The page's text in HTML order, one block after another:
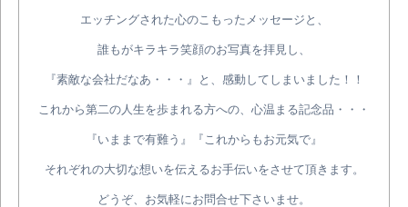
エッチングされた心のこもったメッセージと、
誰もがキラキラ笑顔のお写真を拝見し、
『素敵な会社だなあ・・・』と、感動してしまいました！！
これから第二の人生を歩まれる方への、心温まる記念品・・・
『いままで有難う』『これからもお元気で』
それぞれの大切な想いを伝えるお手伝いをさせて頂きます。
どうぞ、お気軽にお問合せ下さいませ。